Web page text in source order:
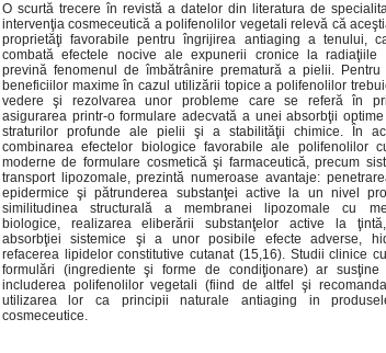
O scurtă trecere în revistă a datelor din literatura de
intervenţia cosmeceutică a polifenolilor vegetali relevă că
proprietăţi favorabile pentru îngrijirea antiaging a tenului,
combată efectele nocive ale expunerii cronice la
prevină fenomenul de îmbătrânire prematură a pielii. Pentru
beneficiilor maxime în cazul utilizării topice a polifenolilor
vedere şi rezolvarea unor probleme care se referă în
asigurarea printr-o formulare adecvată a unei absorbţii
straturilor profunde ale pielii şi a stabilităţii chimice. În
combinarea efectelor biologice favorabile ale polifenolilor
moderne de formulare cosmetică şi farmaceutică, precum
transport lipozomale, prezintă numeroase avantaje:
epidermice şi pătrunderea substanţei active la un nivel
similitudinea structurală a membranei lipozomale cu
biologice, realizarea eliberării substanţelor active la
absorbţiei sistemice şi a unor posibile efecte adverse,
refacerea lipidelor constitutive cutanat (15,16). Studii clinice
formulări (ingrediente şi forme de condiţionare) ar
includerea polifenolilor vegetali (fiind de altfel şi
utilizarea lor ca principii naturale antiaging in
cosmeceutice.